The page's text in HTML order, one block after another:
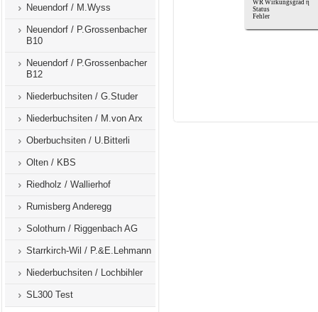
Neuendorf / M.Wyss
Neuendorf / P.Grossenbacher
B10
Neuendorf / P.Grossenbacher
B12
Niederbuchsiten / G.Studer
Niederbuchsiten / M.von Arx
Oberbuchsiten / U.Bitterli
Olten / KBS
Riedholz / Wallierhof
Rumisberg Anderegg
Solothurn / Riggenbach AG
Starrkirch-Wil / P.&E.Lehmann
Niederbuchsiten / Lochbihler
SL300 Test